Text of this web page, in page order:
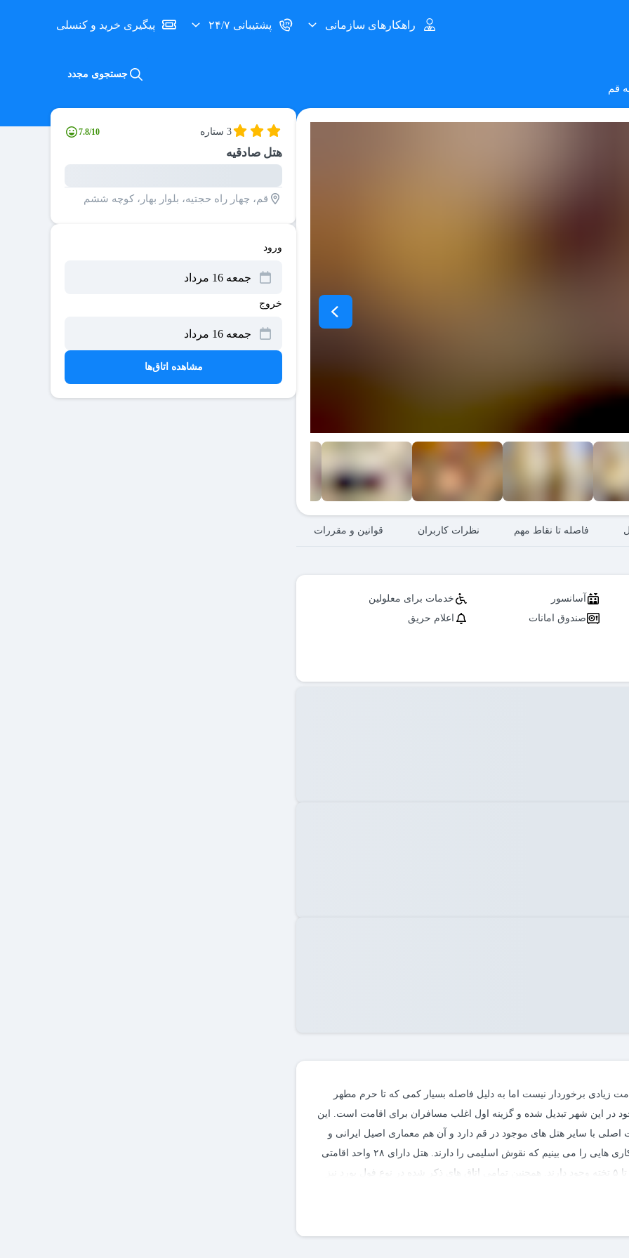
راهکارهای سازمانی پشتیبانی ۲۴/۷ پیگیری خرید و کنسلی
قم
جستجوی مجدد
3 ستاره 7.8/10
هتل صادقیه
قم، چهار راه حجتیه، بلوار بهار، کوچه ششم
ورود
خروج
مشاهده اتاق‌ها
فاصله تا نقاط مهم نظرات کاربران قوانین و مقررات
آسانسور
خدمات برای معلولین
صندوق امانات
اعلام حریق
زیادی برخوردار نیست اما به دلیل فاصله بسیار کمی که تا حرم مطهر
در این شهر تبدیل شده و گزینه اول اغلب مسافران برای اقامت است. این
با سایر هتل های موجود در قم دارد و آن هم معماری اصیل ایرانی و
اسلامی ای است که دارد، در ساختمان بیرونی هتل کاشی کاری هایی را می بینیم که نقوش اسلیمی را دارند. هتل دارای ۲۸ واحد اقامتی
است که به صورت اتاق های دو تخته توئین و دبل، سه تخته تا ۵ تخته وجود دارند. همچنین تمامی اتاق های ذکر شده در نوع فول بورد نیز